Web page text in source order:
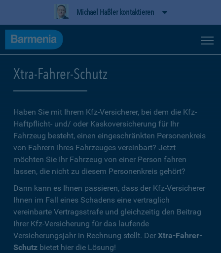
Michael Haßler kontaktieren
Xtra-Fahrer-Schutz
Haben Sie mit Ihrem Kfz-Versicherer, bei dem die Kfz-
Haftpflicht- und/ oder Kaskoversicherung für Ihr
Fahrzeug besteht, einen eingeschränkten Personenkreis
von Fahrern Ihres Fahrzeuges vereinbart? Jetzt
möchten Sie Ihr Fahrzeug von einer Person fahren
lassen, die nicht zu diesem Personenkreis gehört?
Dann kann es Ihnen passieren, dass der Kfz-Versicherer
Ihnen im Fall eines Schadens eine vertraglich
vereinbarte Vertragsstrafe und gleichzeitig den Beitrag
Ihrer Kfz-Versicherung für das laufende
Versicherungsjahr in Rechnung stellt. Der Xtra-Fahrer-
Schutz bietet hier die Lösung!